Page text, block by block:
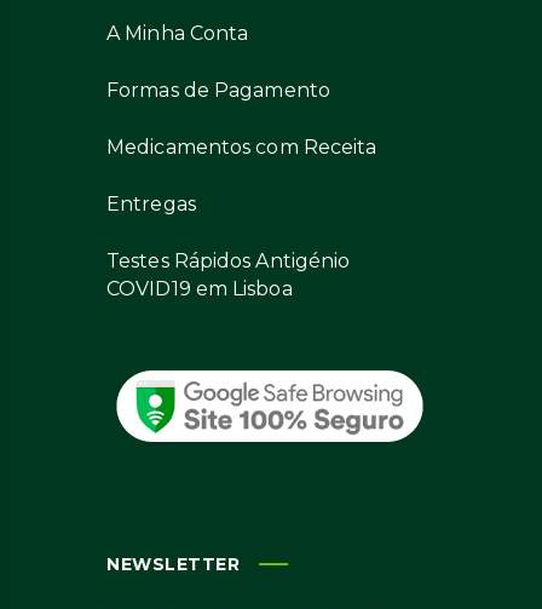
A Minha Conta
Formas de Pagamento
Medicamentos com Receita
Entregas
Testes Rápidos Antigénio
COVID19 em Lisboa
NEWSLETTER